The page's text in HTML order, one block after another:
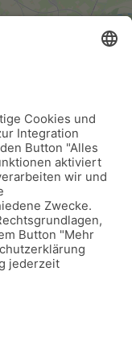
Leaflet © OpenStreetMap
41 | 25881